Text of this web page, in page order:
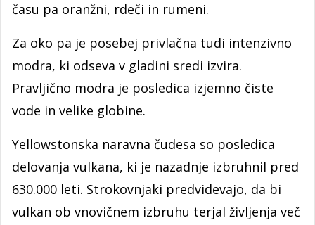
času pa oranžni, rdeči in rumeni.
Za oko pa je posebej privlačna tudi intenzivno
modra, ki odseva v gladini sredi izvira.
Pravljično modra je posledica izjemno čiste
vode in velike globine.
Yellowstonska naravna čudesa so posledica
delovanja vulkana, ki je nazadnje izbruhnil pred
630.000 leti. Strokovnjaki predvidevajo, da bi
vulkan ob vnovičnem izbruhu terjal življenja več